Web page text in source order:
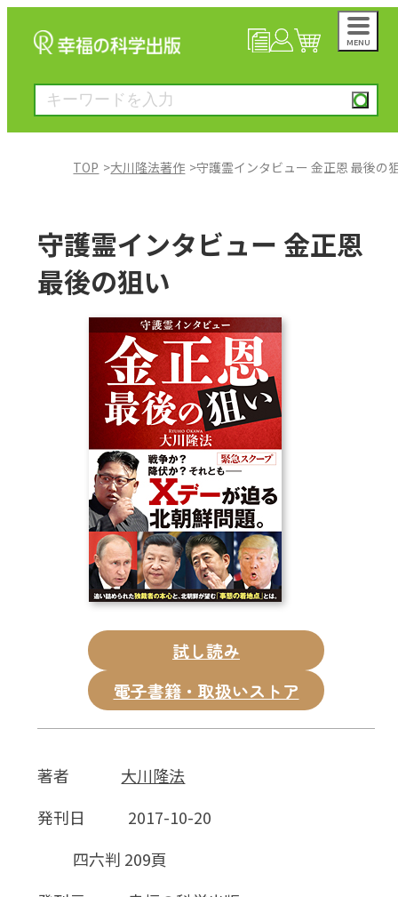
MENU
一般書
絵本
雑誌
DVD・ブルーレイ
雑貨
外国語
TOP 大川隆法著作 守護霊インタビュー 金正恩 最後の
守護霊インタビュー 金正恩
最後の狙い
試し読み
電子書籍・取扱いストア
著者
大川隆法
発刊日
2017-10-20
四六判 209頁